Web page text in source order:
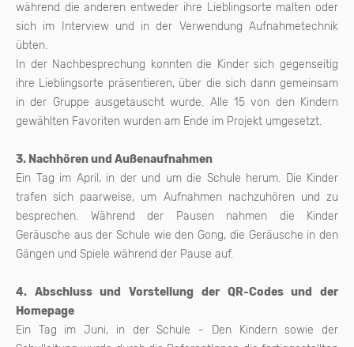
während die anderen entweder ihre Lieblingsorte malten oder
sich im Interview und in der Verwendung Aufnahmetechnik
übten.
In der Nachbesprechung konnten die Kinder sich gegenseitig
ihre Lieblingsorte präsentieren, über die sich dann gemeinsam
in der Gruppe ausgetauscht wurde. Alle 15 von den Kindern
gewählten Favoriten wurden am Ende im Projekt umgesetzt.
3. Nachhören und Außenaufnahmen
Ein Tag im April, in der und um die Schule herum. Die Kinder
trafen sich paarweise, um Aufnahmen nachzuhören und zu
besprechen. Während der Pausen nahmen die Kinder
Geräusche aus der Schule wie den Gong, die Geräusche in den
Gängen und Spiele während der Pause auf.
4. Abschluss und Vorstellung der QR-Codes und der
Homepage
Ein Tag im Juni, in der Schule - Den Kindern sowie der